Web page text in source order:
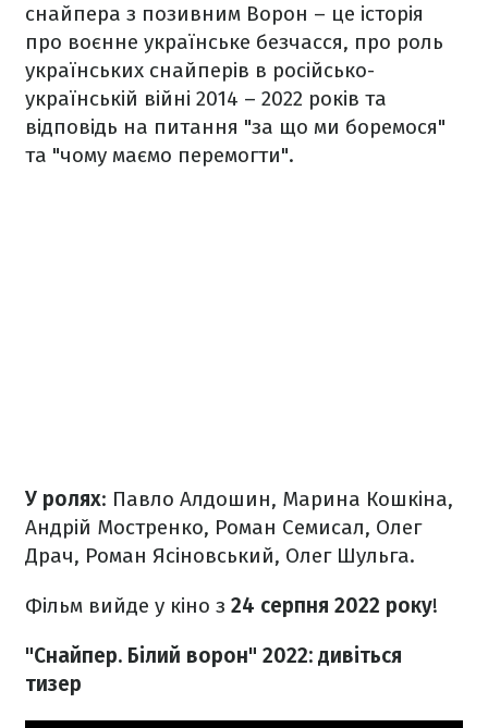
снайпера з позивним Ворон – це історія
про воєнне українське безчасся, про роль
українських снайперів в російсько-
українській війні 2014 – 2022 років та
відповідь на питання "за що ми боремося"
та "чому маємо перемогти".
У ролях: Павло Алдошин, Марина Кошкіна,
Андрій Мостренко, Роман Семисал, Олег
Драч, Роман Ясіновський, Олег Шульга.
Фільм вийде у кіно з 24 серпня 2022 року!
"Снайпер. Білий ворон" 2022: дивіться
тизер